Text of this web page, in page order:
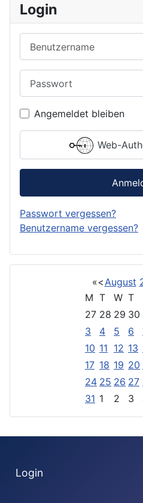
Login
Angemeldet bleiben
Web-
Passwort vergessen?
Benutzername vergessen?
«< August
M T W T
27 28 29 30
3
4 5 6
10 11 12 13
17 18 19 20
24 25 26 27
31 1 2 3
Login